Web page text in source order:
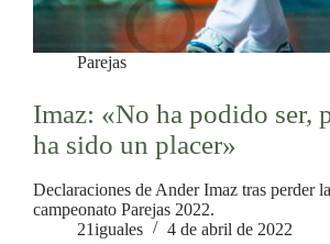
Parejas
Imaz: «No ha podido ser,
ha sido un placer»
Declaraciones de Ander Imaz tras perder
campeonato Parejas 2022.
21iguales
4 de abril de 2022